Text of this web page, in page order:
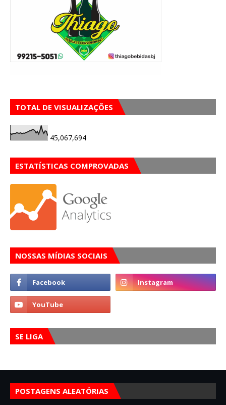
TOTAL DE VISUALIZAÇÕES
45,067,694
ESTATÍSTICAS COMPROVADAS
NOSSAS MÍDIAS SOCIAIS
SE LIGA
POSTAGENS ALEATÓRIAS